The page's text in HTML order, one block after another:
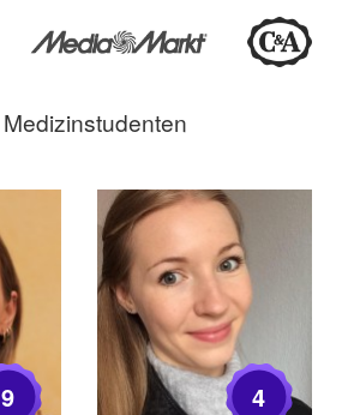
Medizinstudenten
9 4